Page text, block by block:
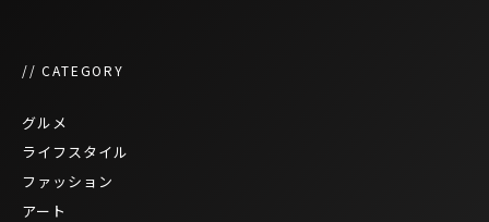
// CATEGORY
グルメ
ライフスタイル
ファッション
アート